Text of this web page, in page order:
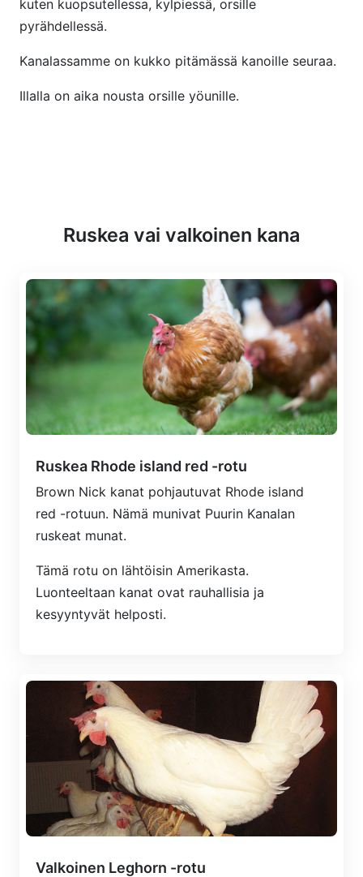
kuten kuopsutellessa, kylpiessä, orsille
pyrähdellessä.
Kanalassamme on kukko pitämässä kanoille seuraa.
Illalla on aika nousta orsille yöunille.
Ruskea vai valkoinen kana
Ruskea Rhode island red -rotu
Brown Nick kanat pohjautuvat Rhode island
red -rotuun. Nämä munivat Puurin Kanalan
ruskeat munat.
Tämä rotu on lähtöisin Amerikasta.
Luonteeltaan kanat ovat rauhallisia ja
kesyyntyvät helposti.
Valkoinen Leghorn -rotu